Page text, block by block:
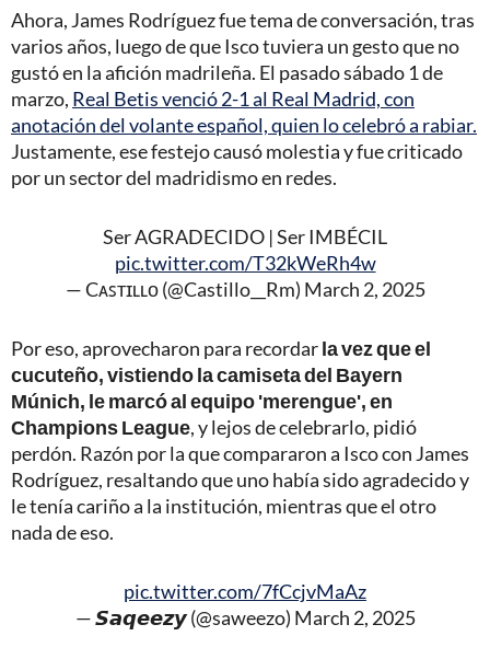
Ahora, James Rodríguez fue tema de conversación, tras
varios años, luego de que Isco tuviera un gesto que no
gustó en la afición madrileña. El pasado sábado 1 de
marzo, Real Betis venció 2-1 al Real Madrid, con
anotación del volante español, quien lo celebró a rabiar.
Justamente, ese festejo causó molestia y fue criticado
por un sector del madridismo en redes.
Ser AGRADECIDO | Ser IMBÉCIL
pic.twitter.com/T32kWeRh4w
— Cᴀꜱᴛɪʟʟᴏ (@Castillo__Rm) March 2, 2025
Por eso, aprovecharon para recordarla vez que el
cucuteño, vistiendo la camiseta del Bayern
Múnich, le marcó al equipo 'merengue', en
Champions League, y lejos de celebrarlo, pidió
perdón. Razón por la que compararon a Isco con James
Rodríguez, resaltando que uno había sido agradecido y
le tenía cariño a la institución, mientras que el otro
nada de eso.
pic.twitter.com/7fCcjvMaAz
— 𝙎𝙖𝙦𝙚𝙚𝙯𝙮 (@saweezo) March 2, 2025